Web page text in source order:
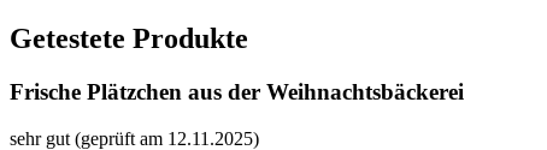
Getestete Produkte
Frische Plätzchen aus der Weihnachtsbäckerei
sehr gut (geprüft am 12.11.2025)